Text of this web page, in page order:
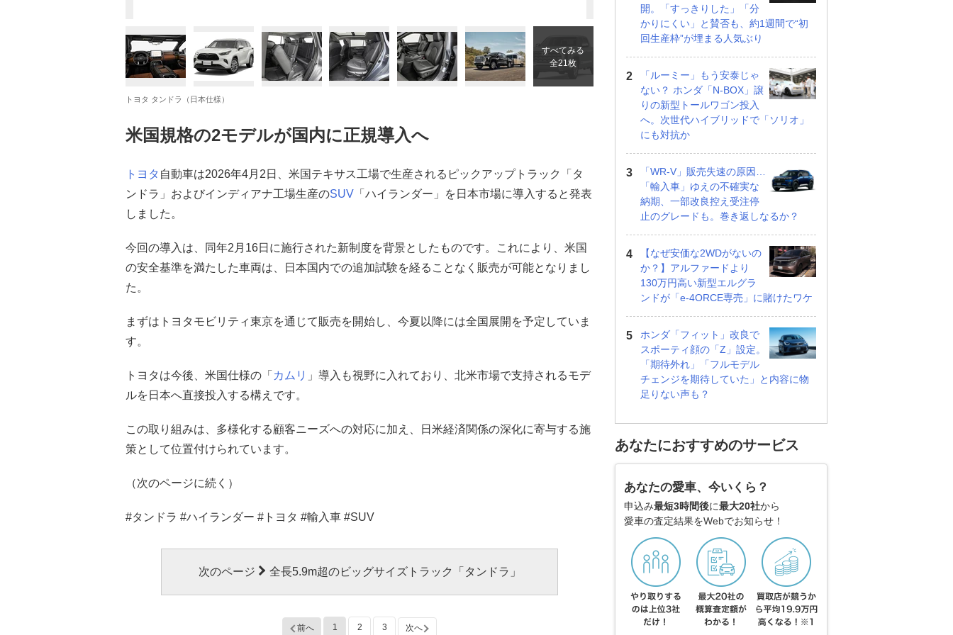
すべてみる
全21枚
トヨタ タンドラ（日本仕様）
米国規格の2モデルが国内に正規導入へ
トヨタ 自動車は2026年4月2日、米国テキサス工場で生産されるピックアップトラック「タ
ンドラ」およびインディアナ工場生産のSUV 「ハイランダー」を日本市場に導入すると発表
しました。
今回の導入は、同年2月16日に施行された新制度を背景としたものです。これにより、米国
の安全基準を満たした車両は、日本国内での追加試験を経ることなく販売が可能となりまし
た。
まずはトヨタモビリティ東京を通じて販売を開始し、今夏以降には全国展開を予定していま
す。
トヨタは今後、米国仕様の「 カムリ 」導入も視野に入れており、北米市場で支持されるモデ
ルを日本へ直接投入する構えです。
この取り組みは、多様化する顧客ニーズへの対応に加え、日米経済関係の深化に寄与する施
策として位置付けられています。
（次のページに続く）
#タンドラ #ハイランダー #トヨタ #輸入車 #SUV
次のページ 全長5.9m超のビッグサイズトラック「タンドラ」
前へ 1 2 3 次へ
開。「すっきりした」「分
かりにくい」と賛否も、約1週間で“初
回生産枠”が埋まる人気ぶり
「ルーミー」もう安泰じゃ
ない？ ホンダ「N-BOX」譲
りの新型トールワゴン投入
へ。次世代ハイブリッドで「ソリオ」
にも対抗か
「WR-V」販売失速の原因…
「輸入車」ゆえの不確実な
納期、一部改良控え受注停
止のグレードも。巻き返しなるか？
【なぜ安価な2WDがないの
か？】アルファードより
130万円高い新型エルグラ
ンドが「e-4ORCE専売」に賭けたワケ
ホンダ「フィット」改良で
スポーティ顔の「Z」設定。
「期待外れ」「フルモデル
チェンジを期待していた」と内容に物
足りない声も？
あなたにおすすめのサービス
あなたの愛車、今いくら？
申込み最短3時間後に最大20社から
愛車の査定結果をWebでお知らせ！